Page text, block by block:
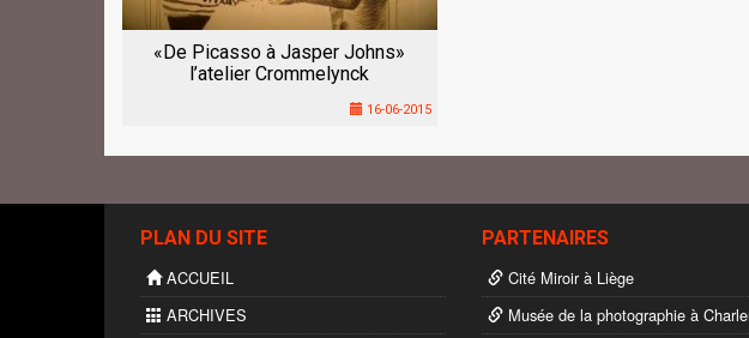
«De Picasso à Jasper Johns»
l’atelier Crommelynck
16-06-2015
PLAN DU SITE
ACCUEIL
ARCHIVES
PARTENAIRES
Cité Miroir à Liège
Musée de la photographie à